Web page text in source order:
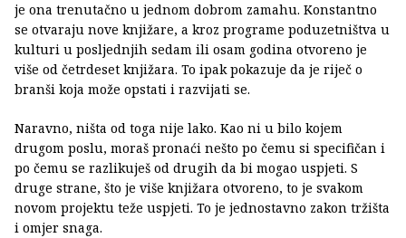
je ona trenutačno u jednom dobrom zamahu. Konstantno
se otvaraju nove knjižare, a kroz programe poduzetništva u
kulturi u posljednjih sedam ili osam godina otvoreno je
više od četrdeset knjižara. To ipak pokazuje da je riječ o
branši koja može opstati i razvijati se.
Naravno, ništa od toga nije lako. Kao ni u bilo kojem
drugom poslu, moraš pronaći nešto po čemu si specifičan i
po čemu se razlikuješ od drugih da bi mogao uspjeti. S
druge strane, što je više knjižara otvoreno, to je svakom
novom projektu teže uspjeti. To je jednostavno zakon tržišta
i omjer snaga.